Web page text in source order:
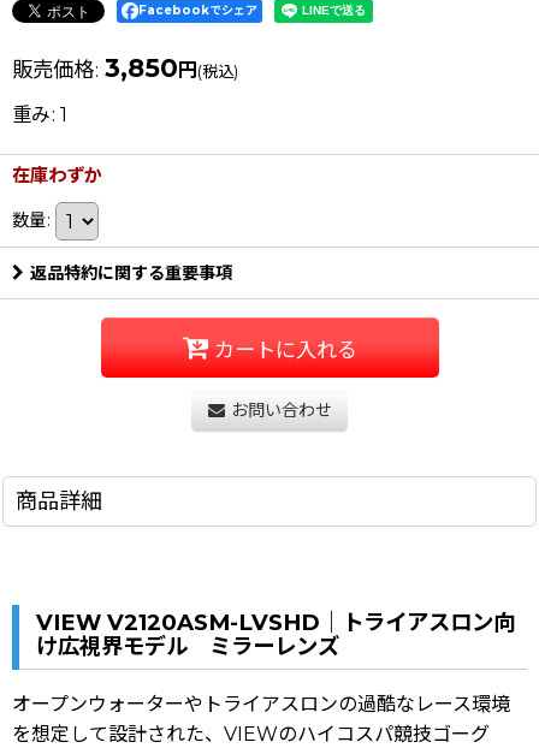
Facebookでシェア
販売価格: 3,850 円 (税込)
重み: 1
在庫わずか
数量:
返品特約に関する重要事項
カートに入れる
お問い合わせ
商品詳細
VIEW V2120ASM-LVSHD｜トライアスロン向
け広視界モデル ミラーレンズ
オープンウォーターやトライアスロンの過酷なレース環境
を想定して設計された、VIEWのハイコスパ競技ゴーグ